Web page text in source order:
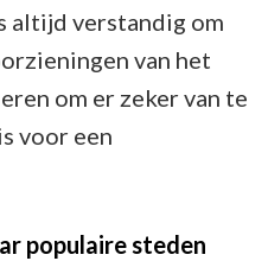
altijd verstandig om
van het
om er zeker van te
voor een
populaire steden